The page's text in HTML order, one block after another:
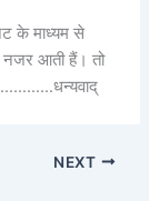
के माध्यम से
नजर आती हैं। तो
NEXT